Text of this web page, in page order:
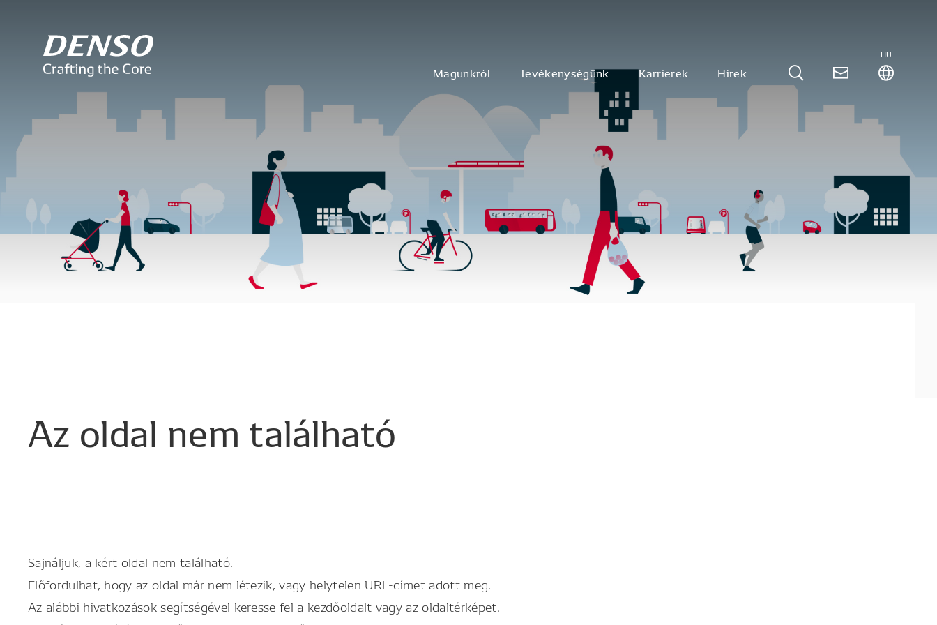
Magunkról Tevékenységünk Karrierek Hírek
HU
Az oldal nem található
Sajnáljuk, a kért oldal nem található.
Előfordulhat, hogy az oldal már nem létezik, vagy helytelen URL-címet adott meg.
Az alábbi hivatkozások segítségével keresse fel a kezdőoldalt vagy az oldaltérképet.